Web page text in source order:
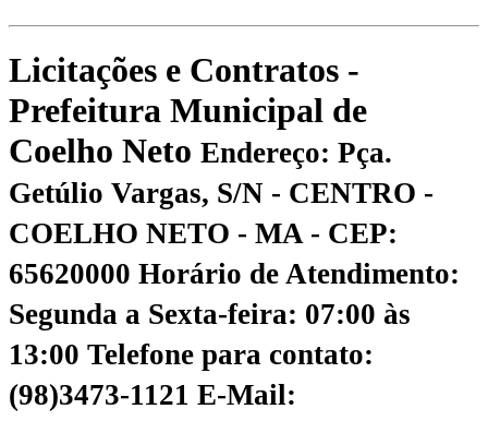
Licitações e Contratos -
Prefeitura Municipal de
Coelho Neto Endereço: Pça.
Getúlio Vargas, S/N - CENTRO -
COELHO NETO - MA - CEP:
65620000 Horário de Atendimento:
Segunda a Sexta-feira: 07:00 às
13:00 Telefone para contato:
(98)3473-1121 E-Mail: